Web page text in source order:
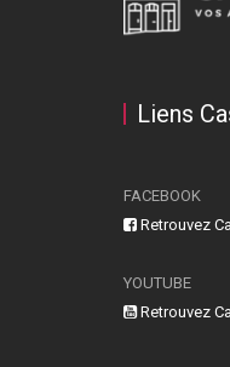
Liens
FACEBOOK
Retrouvez
YOUTUBE
Retrouvez